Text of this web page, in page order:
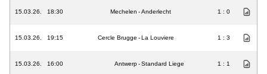
15.03.26. 18:30 Mechelen -Anderlecht 1 : 0
15.03.26. 19:15 Cercle Brugge -La Louviere 1 : 3
15.03.26. 16:00 Antwerp-Standard Liege 1 : 1